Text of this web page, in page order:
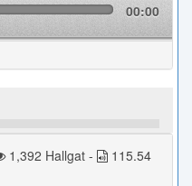
00:00
1,392 Hallgat -
115.54